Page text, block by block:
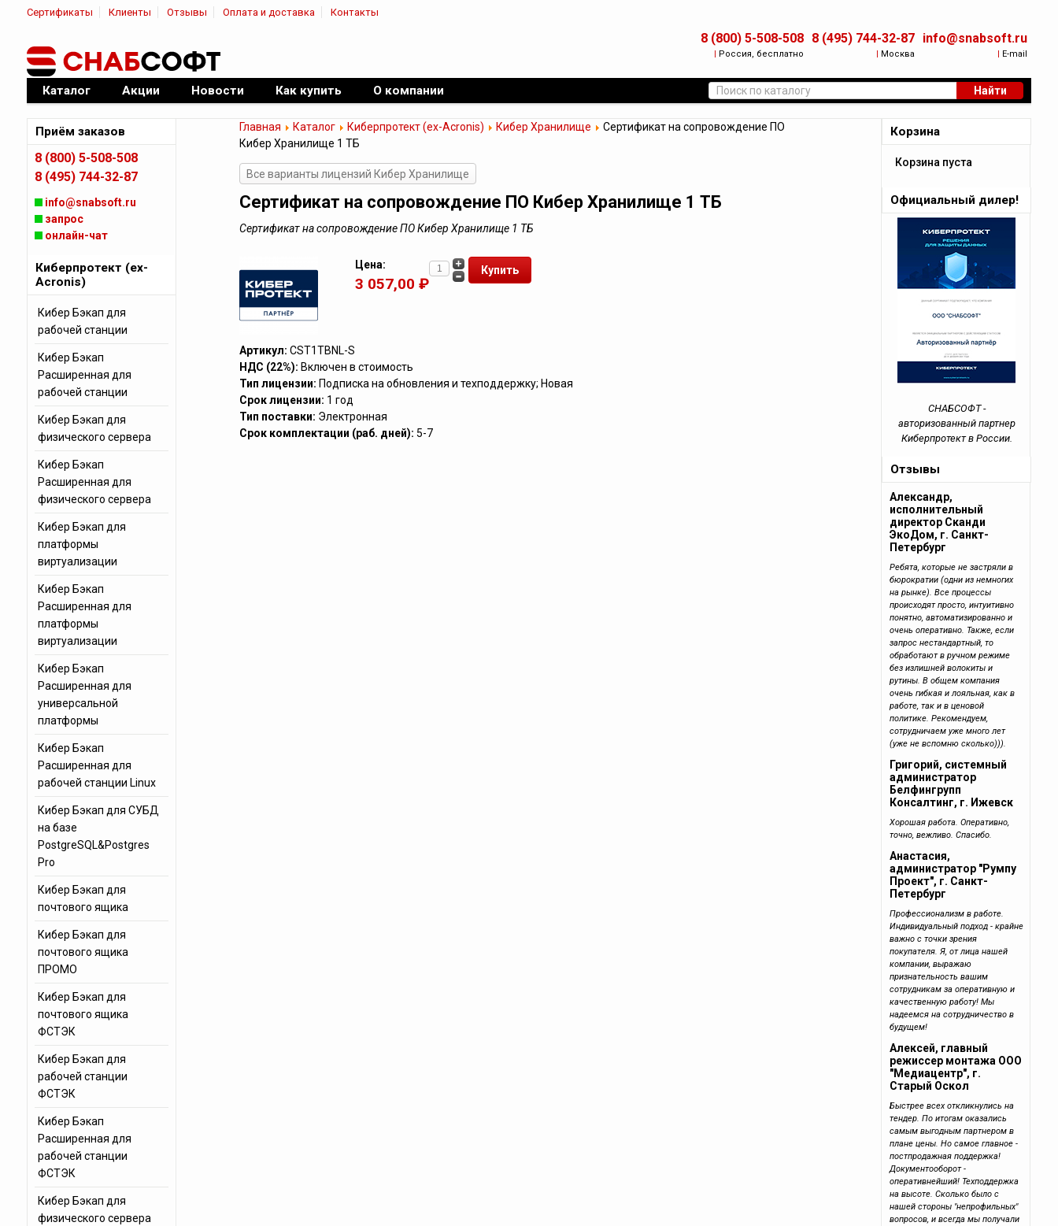
Сертификаты Клиенты Отзывы Оплата и доставка Контакты
8 (800) 5-508-508
| Россия, бесплатно
8 (495) 744-32-87
| Москва
info@snabsoft.ru
| E-mail
Официальный дилер ПО
Каталог Акции Новости Как купить О компании Найти
Главная Каталог Киберпротект (ex-Acronis) Кибер Хранилище
Сертификат на сопровождение ПО
Кибер Хранилище 1 ТБ
Все варианты лицензий Кибер Хранилище
Сертификат на сопровождение ПО Кибер Хранилище 1 ТБ
Сертификат на сопровождение ПО Кибер Хранилище 1 ТБ
Цена:
3 057,00 ₽
Артикул: CST1TBNL-S
НДС (22%): Включен в стоимость
Тип лицензии: Подписка на обновления и техподдержку; Новая
Срок лицензии: 1 год
Тип поставки: Электронная
Срок комплектации (раб. дней): 5-7
Приём заказов
8 (800) 5-508-508
8 (495) 744-32-87
info@snabsoft.ru
запрос
онлайн-чат
Киберпротект (ex-
Acronis)
Кибер Бэкап для
рабочей станции
Кибер Бэкап
Расширенная для
рабочей станции
Кибер Бэкап для
физического сервера
Кибер Бэкап
Расширенная для
физического сервера
Кибер Бэкап для
платформы
виртуализации
Кибер Бэкап
Расширенная для
платформы
виртуализации
Кибер Бэкап
Расширенная для
универсальной
платформы
Кибер Бэкап
Расширенная для
рабочей станции Linux
Кибер Бэкап для СУБД
на базе
PostgreSQL&Postgres
Pro
Кибер Бэкап для
почтового ящика
Кибер Бэкап для
почтового ящика
ПРОМО
Кибер Бэкап для
почтового ящика
ФСТЭК
Кибер Бэкап для
рабочей станции
ФСТЭК
Кибер Бэкап
Расширенная для
рабочей станции
ФСТЭК
Кибер Бэкап для
физического сервера
Корзина
Корзина пуста
Официальный дилер!
СНАБСОФТ -
авторизованный партнер
Киберпротект в России.
Отзывы
Александр,
исполнительный
директор Сканди
ЭкоДом, г. Санкт-
Петербург
Ребята, которые не застряли в
бюрократии (одни из немногих
на рынке). Все процессы
происходят просто, интуитивно
понятно, автоматизированно и
очень оперативно. Также, если
запрос нестандартный, то
обработают в ручном режиме
без излишней волокиты и
рутины. В общем компания
очень гибкая и лояльная, как в
работе, так и в ценовой
политике. Рекомендуем,
сотрудничаем уже много лет
(уже не вспомню сколько))).
Григорий, системный
администратор
Белфингрупп
Консалтинг, г. Ижевск
Хорошая работа. Оперативно,
точно, вежливо. Спасибо.
Анастасия,
администратор "Румпу
Проект", г. Санкт-
Петербург
Профессионализм в работе.
Индивидуальный подход - крайне
важно с точки зрения
покупателя. Я, от лица нашей
компании, выражаю
признательность вашим
сотрудникам за оперативную и
качественную работу! Мы
надеемся на сотрудничество в
будущем!
Алексей, главный
режиссер монтажа ООО
"Медиацентр", г.
Старый Оскол
Быстрее всех откликнулись на
тендер. По итогам оказались
самым выгодным партнером в
плане цены. Но самое главное -
постпродажная поддержка!
Документооборот -
оперативнейший! Техподдержка
на высоте. Сколько было с
нашей стороны "непрофильных"
вопросов, и всегда мы получали